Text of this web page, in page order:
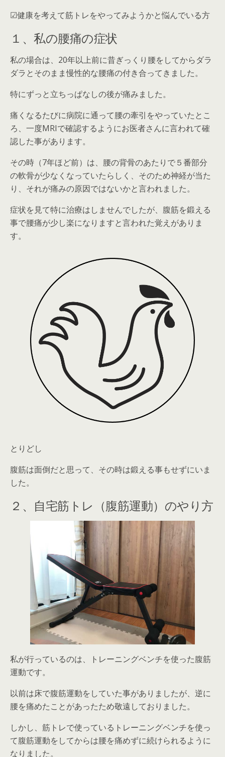
☑︎健康を考えて筋トレをやってみようかと悩んでいる方
１、私の腰痛の症状
私の場合は、20年以上前に昔ぎっくり腰をしてからダラ
ダラとそのまま慢性的な腰痛の付き合ってきました。
特にずっと立ちっぱなしの後が痛みました。
痛くなるたびに病院に通って腰の牽引をやっていたとこ
ろ、一度MRIで確認するようにお医者さんに言われて確
認した事があります。
その時（7年ほど前）は、 腰の背骨のあたりで５番部分
の軟骨が少なくなっていたらしく 、そのため神経が当た
り、それが痛みの原因ではないかと言われました。
症状を見て特に治療はしませんでしたが、腹筋を鍛える
事で腰痛が少し楽になりますと言われた覚えがありま
す。
とりどし
腹筋は面倒だと思って、その時は鍛える事もせずにいま
した。
２、自宅筋トレ（腹筋運動）のやり方
私が行っているのは、トレーニングベンチを使った腹筋
運動です。
以前は床で腹筋運動をしていた事がありましたが、逆に
腰を痛めたことがあったため敬遠しておりました。
しかし、筋トレで使っている トレーニングベンチを使っ
て腹筋運動をしてからは腰を痛めずに続けられるように
なりました。